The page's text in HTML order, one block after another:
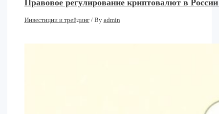
Правовое регулирование криптовалют в
Инвестиции и трейдинг/ By admin